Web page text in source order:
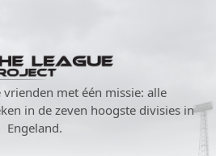
vrienden met één missie: alle
in de zeven hoogste divisies in
Engeland.